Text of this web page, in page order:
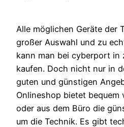
Alle möglichen Geräte der
großer Auswahl und zu
kann man bei cyberport in
kaufen. Doch nicht nur in
guten und günstigen
Onlineshop bietet bequem
oder aus dem Büro die
um die Technik. Es gibt